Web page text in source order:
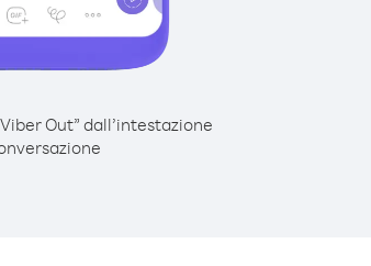
Out” dall’intestazione